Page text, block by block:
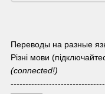
Переводы на разные
Різні мови
(connected!)